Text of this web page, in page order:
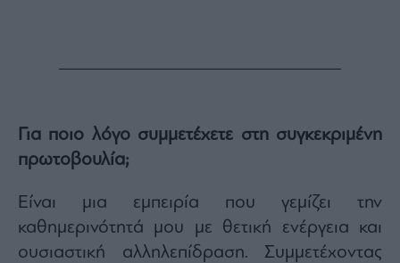
Για ποιο λόγο συμμετέχετε στη συγκεκριμένη
πρωτοβουλία;
Είναι μια εμπειρία που γεμίζει την
καθημερινότητά μου με θετική ενέργεια και
ουσιαστική αλληλεπίδραση. Συμμετέχοντας